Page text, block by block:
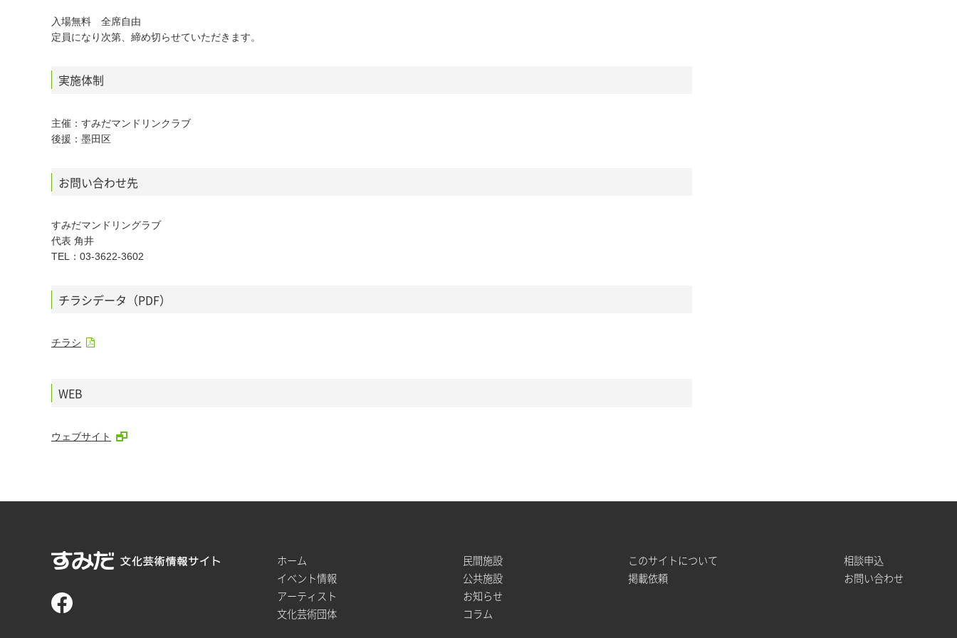
入場無料 全席自由
定員になり次第、締め切らせていただきます。
実施体制
主催：すみだマンドリンクラブ
後援：墨田区
お問い合わせ先
すみだマンドリングラブ
代表 角井
TEL：03-3622-3602
チラシデータ（PDF）
チラシ
WEB
ウェブサイト
ホーム
イベント情報
アーティスト
文化芸術団体
民間施設
公共施設
お知らせ
コラム
このサイトについて
掲載依頼
相談申込
お問い合わせ